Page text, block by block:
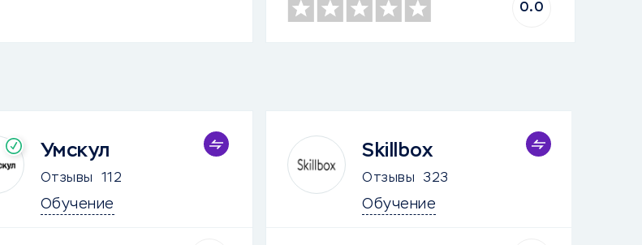
0.0
Умскул
Отзывы 112
Обучение
Skillbox
Отзывы 323
Обучение